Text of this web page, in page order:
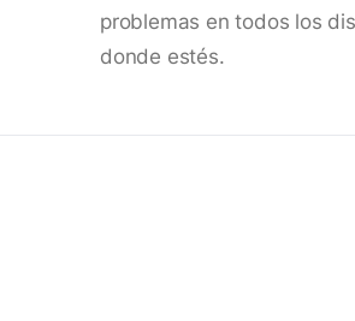
problemas en todos los
donde estés.